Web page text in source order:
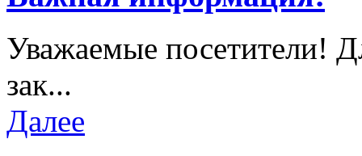
Уважаемые посетители!
зак...
Далее